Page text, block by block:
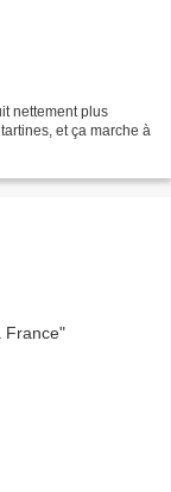
nettement plus
et ça marche à